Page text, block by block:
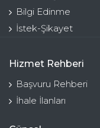
Bilgi Edinme
İstek-Şikayet
Hizmet Rehberi
Başvuru Rehberi
İhale İlanları